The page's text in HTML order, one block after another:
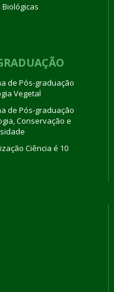
Biológicas
de Pós-graduação
Vegetal
de Pós-graduação
Conservação e
Ciência é 10